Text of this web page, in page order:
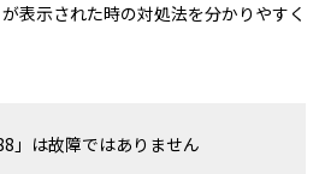
表示された時の対処法を分かりやすく
」は故障ではありません